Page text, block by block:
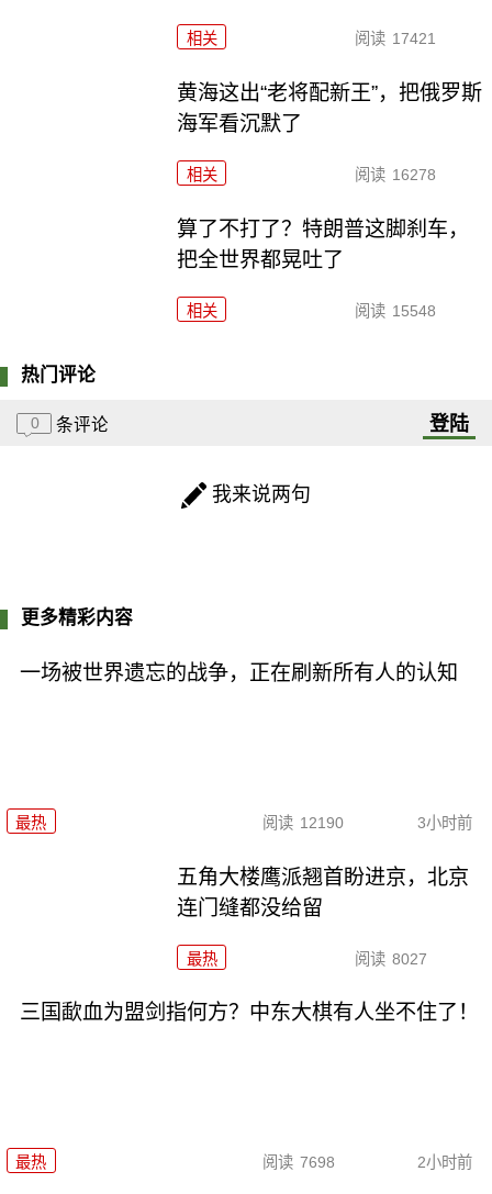
相关 阅读 17421
黄海这出“老将配新王”，把俄罗斯
海军看沉默了
相关 阅读 16278
算了不打了？特朗普这脚刹车，
把全世界都晃吐了
相关 阅读 15548
热门评论
0 条评论 登陆
我来说两句
更多精彩内容
一场被世界遗忘的战争，正在刷新所有人的认知
最热 阅读 12190 3小时前
五角大楼鹰派翘首盼进京，北京
连门缝都没给留
最热 阅读 8027
三国歃血为盟剑指何方？中东大棋有人坐不住了！
最热 阅读 7698 2小时前